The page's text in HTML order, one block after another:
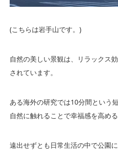
(こちらは岩手山です。)
自然の美しい景観は、リラックス
されています。
ある海外の研究では10分間という短
自然に触れることで幸福感を高め
遠出せずとも日常生活の中で公園